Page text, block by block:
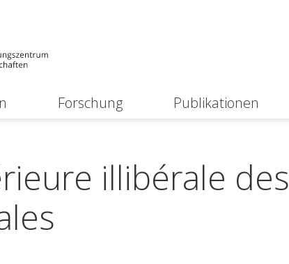
Forschung Publikationen
illibérale des